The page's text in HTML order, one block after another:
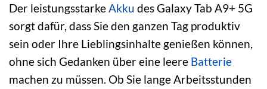
Der leistungsstarkeAkku des Galaxy Tab A9+ 5G
sorgt dafür, dass Sie den ganzen Tag produktiv
sein oder Ihre Lieblingsinhalte genießen können,
ohne sich Gedanken über eine leere Batterie
machen zu müssen. Ob Sie lange Arbeitsstunden